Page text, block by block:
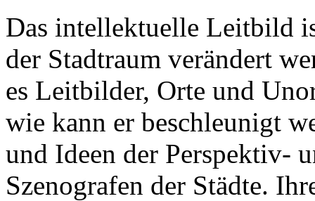
Das intellektuelle Leitbild
der Stadtraum verändert
es Leitbilder, Orte und
wie kann er beschleunigt
und Ideen der Perspektiv-
Szenografen der Städte.